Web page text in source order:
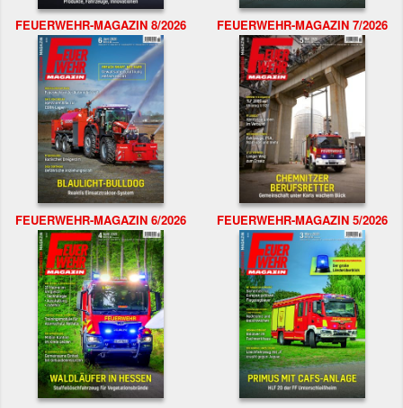
FEUERWEHR-MAGAZIN 8/2026 FEUERWEHR-MAGAZIN 7/2026
FEUERWEHR-MAGAZIN 6/2026 FEUERWEHR-MAGAZIN 5/2026